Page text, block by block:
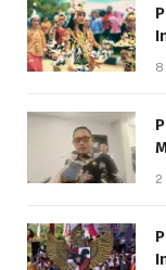
8
2